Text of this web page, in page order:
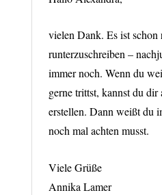
vielen Dank. Es ist schon
runterzuschreiben –
immer noch. Wenn du
gerne trittst, kannst du
erstellen. Dann weißt du
noch mal achten musst.
Viele Grüße
Annika Lamer